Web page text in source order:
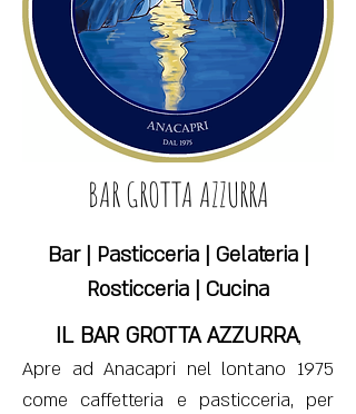
BAR GROTTA AZZURRA
Bar | Pasticceria | Gelateria |
Rosticceria | Cucina
IL BAR GROTTA AZZURRA,
Apre ad Anacapri nel lontano 1975
come caffetteria e pasticceria, per